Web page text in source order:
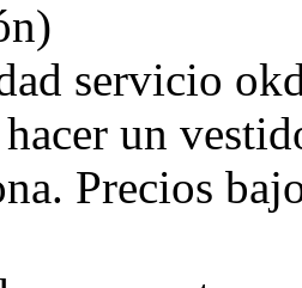
servicio
un
Precios